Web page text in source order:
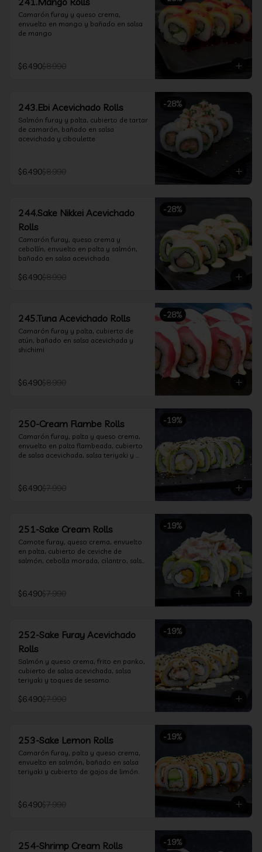
Camarón furay y queso crema,
envuelto en mango y bañado en salsa
de mango
$6.490$8.990
-28%
243.Ebi Acevichado Rolls
Salmón furay y palta, cubierto de tartar
de camarón, bañado en salsa
acevichada y ciboulette
$6.490$8.990
-28%
244.Sake Nikkei Acevichado
Rolls
Camarón furay, queso crema y
cebollín, envuelto en palta y salmón,
bañado en salsa acevichada
$6.490$8.990
-28%
245.Tuna Acevichado Rolls
Camarón furay y palta, cubierto de
atún, bañado en salsa acevichada y
shichimi
$6.490$8.990
-19%
250-Cream Flambe Rolls
Camarón furay, palta y queso crema,
envuelto en palta flambeada, cubierto
de salsa acevichada, salsa teriyaki y
$6.490$7.990
-19%
251-Sake Cream Rolls
Camote furay, queso crema, envuelto
en palta, cubierto de ceviche de
salmón, cebolla morada, cilantro, salsa
$6.490$7.990
-19%
252-Sake Furay Acevichado
Rolls
Salmón y queso crema, frito en panko,
cubierto de salsa acevichada, salsa
teriyaki y toques de sesamo.
$6.490$7.990
-19%
253-Sake Lemon Rolls
Camarón furay, palta y queso crema,
envuelto en salmón, bañado en salsa
teriyaki y cubierto de gajos de limón.
$6.490$7.990
-19%
254-Shrimp Cream Rolls